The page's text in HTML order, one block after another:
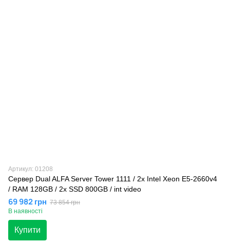
Артикул: 01208
Сервер Dual ALFA Server Tower 1111 / 2х Intel Xeon E5-2660v4
/ RAM 128GB / 2x SSD 800GB / int video
69 982 грн 73 854 грн
В наявності
Купити